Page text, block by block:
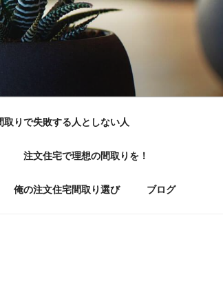
取りで失敗する人としない人
注文住宅で理想の間取りを！
俺の注文住宅間取り選び ブログ